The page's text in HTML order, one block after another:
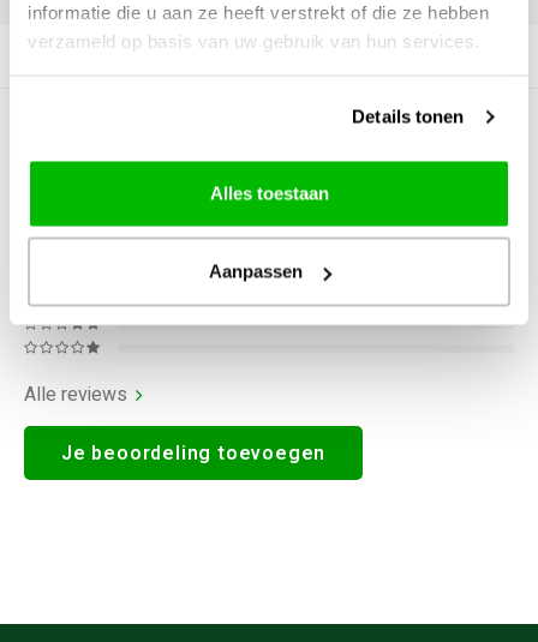
informatie die u aan ze heeft verstrekt of die ze hebben
verzameld op basis van uw gebruik van hun services.
Details tonen
Alles toestaan
Aanpassen
Productomschrijving
BEOORDELINGEN
Alle reviews
Je beoordeling toevoegen